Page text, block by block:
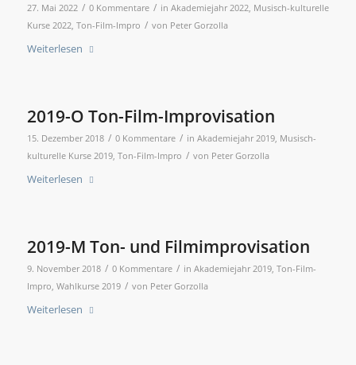
27. Mai 2022 / 0 Kommentare / in Akademiejahr 2022, Musisch-kulturelle
Kurse 2022, Ton-Film-Impro / von Peter Gorzolla
Weiterlesen
2019-O Ton-Film-Improvisation
15. Dezember 2018 / 0 Kommentare / in Akademiejahr 2019, Musisch-
kulturelle Kurse 2019, Ton-Film-Impro / von Peter Gorzolla
Weiterlesen
2019-M Ton- und Filmimprovisation
9. November 2018 / 0 Kommentare / in Akademiejahr 2019, Ton-Film-
Impro, Wahlkurse 2019 / von Peter Gorzolla
Weiterlesen